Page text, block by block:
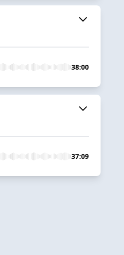
38:00
37:09